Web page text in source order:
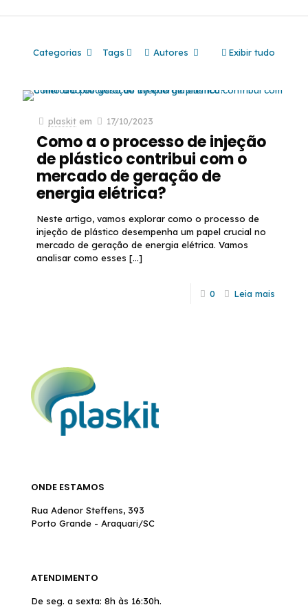
Categorias Tags Autores Exibir tudo
plaskit em 17/10/2023
Como a o processo de injeção
de plástico contribui com o
mercado de geração de
energia elétrica?
Neste artigo, vamos explorar como o processo de
injeção de plástico desempenha um papel crucial no
mercado de geração de energia elétrica. Vamos
analisar como esses […]
0 Leia mais
ONDE ESTAMOS
Rua Adenor Steffens, 393
Porto Grande - Araquari/SC
ATENDIMENTO
De seg. a sexta: 8h às 16:30h.